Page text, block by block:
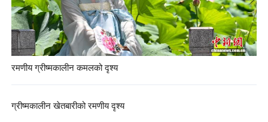
रमणीय ग्रीष्मकालीन कमलको दृश्य
ग्रीष्मकालीन खेतबारीको रमणीय दृश्य